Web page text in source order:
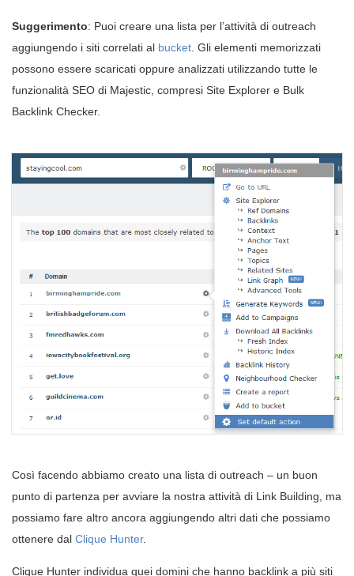
Suggerimento: Puoi creare una lista per l’attività di outreach
aggiungendo i siti correlati al bucket . Gli elementi memorizzati
possono essere scaricati oppure analizzati utilizzando tutte le
funzionalità SEO di Majestic, compresi Site Explorer e Bulk
Backlink Checker.
Così facendo abbiamo creato una lista di outreach – un buon
punto di partenza per avviare la nostra attività di Link Building, ma
possiamo fare altro ancora aggiungendo altri dati che possiamo
ottenere dal Clique Hunter.
Clique Hunter individua quei domini che hanno backlink a più siti